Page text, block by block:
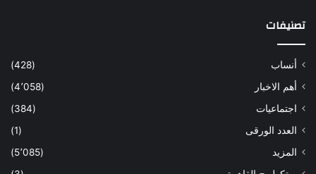
تصنيفات
أنساب
(428)
أهم الاخبار
(4٬058)
اجتماعيات
(384)
العدد الورقى
(1)
المزيد
(5٬085)